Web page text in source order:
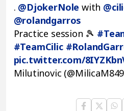
. @DjokerNole with
@rolandgarros
Practice session 🎾
#TeamCilic
pic.twitter.com/
Milutinovic